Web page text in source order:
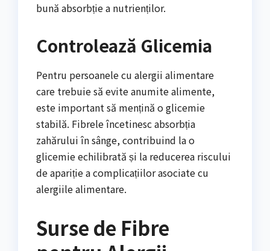
bună absorbție a nutrienților.
Controlează Glicemia
Pentru persoanele cu alergii alimentare
care trebuie să evite anumite alimente,
este important să mențină o glicemie
stabilă. Fibrele încetinesc absorbția
zahărului în sânge, contribuind la o
glicemie echilibrată și la reducerea riscului
de apariție a complicațiilor asociate cu
alergiile alimentare.
Surse de Fibre